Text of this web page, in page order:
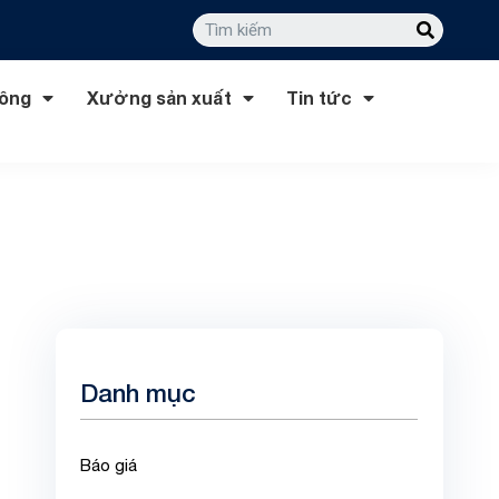
Xưởng sản xuất
Tin tức
Danh mục
Báo giá